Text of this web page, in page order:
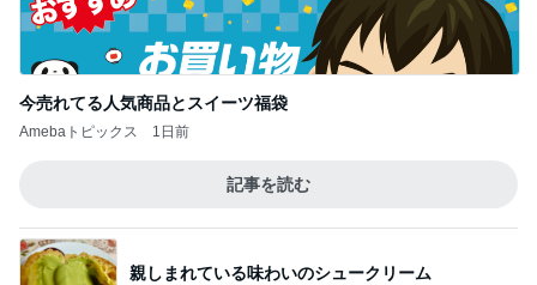
今売れてる人気商品とスイーツ福袋
Amebaトピックス 1日前
記事を読む
親しまれている味わいのシュークリーム